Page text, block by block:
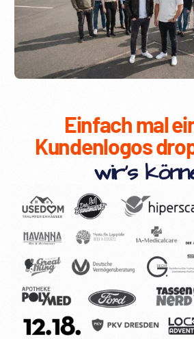
Einfach mal
Kundenlogos
wir's